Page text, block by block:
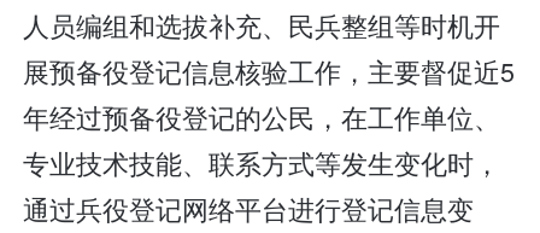
人员编组和选拔补充、民兵整组等时机开
展预备役登记信息核验工作，主要督促近5
年经过预备役登记的公民，在工作单位、
专业技术技能、联系方式等发生变化时，
通过兵役登记网络平台进行登记信息变